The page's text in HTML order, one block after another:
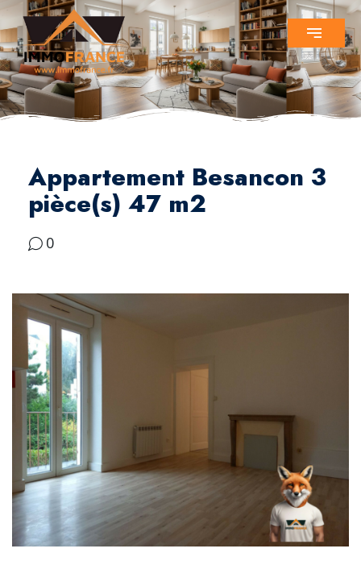
Appartement Besancon 3
pièce(s) 47 m2
0